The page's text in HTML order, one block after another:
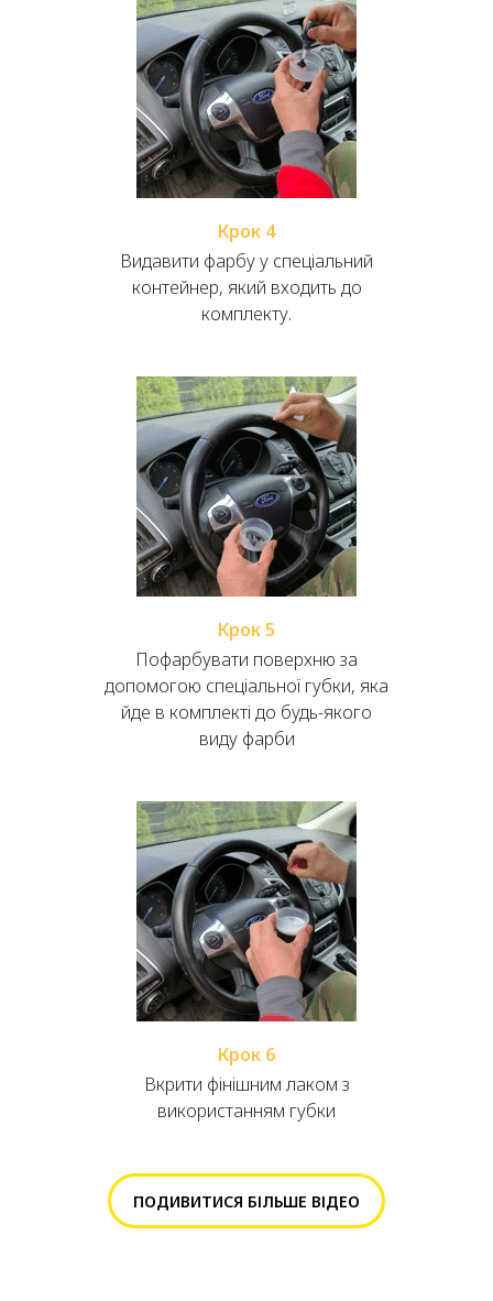
Крок 4
Видавити фарбу у спеціальний
контейнер, який входить до
комплекту.
Крок 5
Пофарбувати поверхню за
допомогою спеціальної губки, яка
йде в комплекті до будь-якого
виду фарби
Крок 6
Вкрити фінішним лаком з
використанням губки
ПОДИВИТИСЯ БІЛЬШЕ ВІДЕО